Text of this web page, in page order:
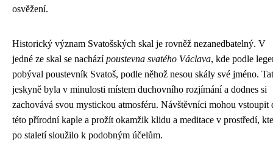
osvěžení.
Historický význam Svatošských skal je rovněž nezanedbatelný. V
jedné ze skal se nacházípoustevna svatého Václava, kde podle
pobýval poustevník Svatoš, podle něhož nesou skály své jméno.
jeskyně byla v minulosti místem duchovního rozjímání a dodnes si
zachovává svou mystickou atmosféru. Návštěvníci mohou vstoupit
této přírodní kaple a prožít okamžik klidu a meditace v prostředí,
po staletí sloužilo k podobným účelům.